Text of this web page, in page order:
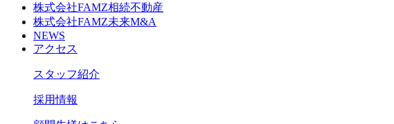
株式会社FAMZ相続不動産
株式会社FAMZ未来M&A
NEWS
アクセス
スタッフ紹介
採用情報